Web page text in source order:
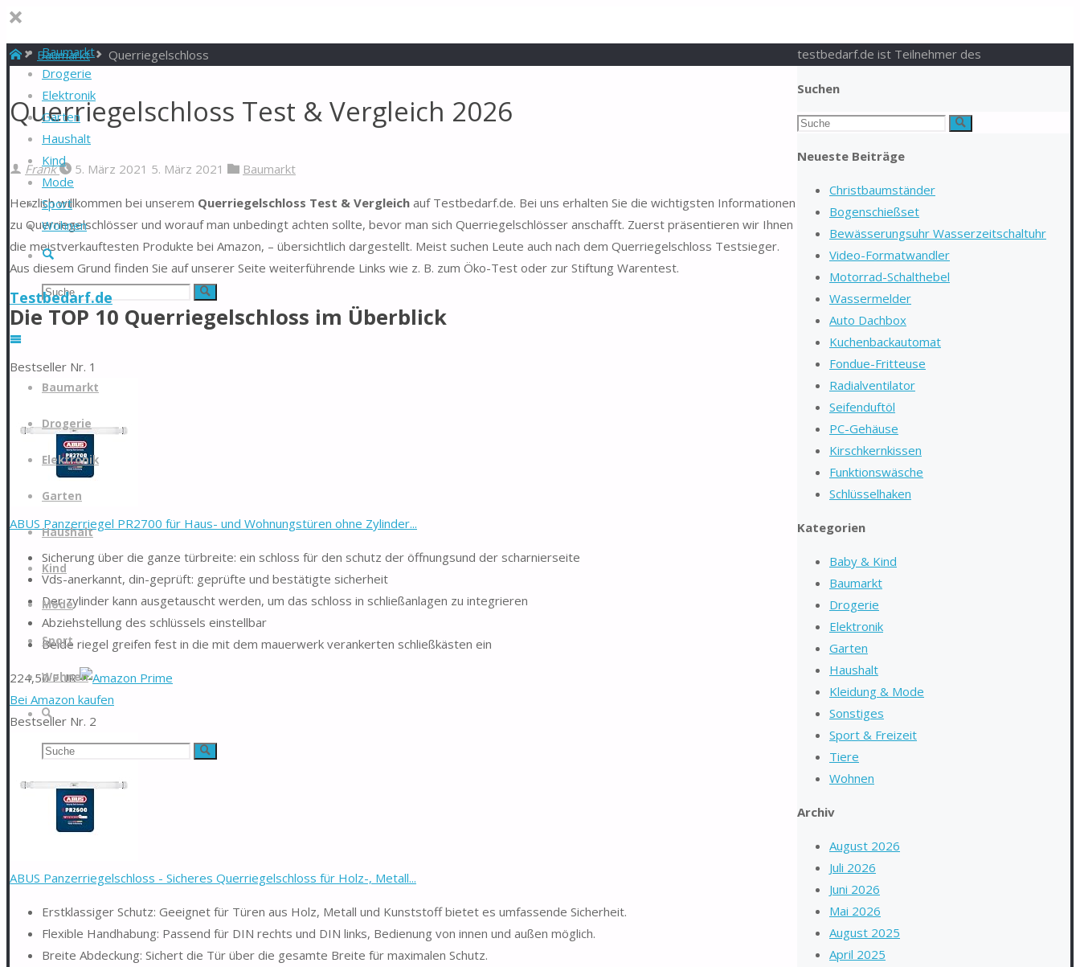
Baumarkt
Drogerie
Elektronik
Garten
Haushalt
Kind
Mode
Sport
Wohnen
Suche
Suchen
nach:
Suche
Testbedarf.de
springen
Baumarkt
Drogerie
Elektronik
Garten
Haushalt
Kind
Mode
Sport
Wohnen
Suchen
nach:
Suche
StartBaumarkt Querriegelschloss
Querriegelschloss Test & Vergleich 2026
Frank 5. März 2021 5. März 2021 Baumarkt
Herzlich willkommen bei unserem Querriegelschloss Test & Vergleich auf Testbedarf.de. Bei uns erhalten Sie die wichtigsten Informationen
zu Querriegelschlösser und worauf man unbedingt achten sollte, bevor man sich Querriegelschlösser anschafft. Zuerst präsentieren wir Ihnen
die meistverkauftesten Produkte bei Amazon, – übersichtlich dargestellt. Meist suchen Leute auch nach dem Querriegelschloss Testsieger.
Aus diesem Grund finden Sie auf unserer Seite weiterführende Links wie z. B. zum Öko-Test oder zur Stiftung Warentest.
Die TOP 10 Querriegelschloss im Überblick
Bestseller Nr. 1
ABUS Panzerriegel PR2700 für Haus- und Wohnungstüren ohne Zylinder...
Sicherung über die ganze türbreite: ein schloss für den schutz der öffnungsund der scharnierseite
Vds-anerkannt, din-geprüft: geprüfte und bestätigte sicherheit
Der zylinder kann ausgetauscht werden, um das schloss in schließanlagen zu integrieren
Abziehstellung des schlüssels einstellbar
Beide riegel greifen fest in die mit dem mauerwerk verankerten schließkästen ein
224,50 EUR
Bei Amazon kaufen
Bestseller Nr. 2
ABUS Panzerriegelschloss - Sicheres Querriegelschloss für Holz-, Metall...
Erstklassiger Schutz: Geeignet für Türen aus Holz, Metall und Kunststoff bietet es umfassende Sicherheit.
Flexible Handhabung: Passend für DIN rechts und DIN links, Bedienung von innen und außen möglich.
Breite Abdeckung: Sichert die Tür über die gesamte Breite für maximalen Schutz.
Suchen
Suchen
Suche
Neueste Beiträge
Christbaumständer
Bogenschießset
Bewässerungsuhr Wasserzeitschaltuhr
Video-Formatwandler
Motorrad-Schalthebel
Wassermelder
Auto Dachbox
Kuchenbackautomat
Fondue-Fritteuse
Radialventilator
Seifenduftöl
PC-Gehäuse
Kirschkernkissen
Funktionswäsche
Schlüsselhaken
Kategorien
Baby & Kind
Baumarkt
Drogerie
Elektronik
Garten
Haushalt
Kleidung & Mode
Sonstiges
Sport & Freizeit
Tiere
Wohnen
Archiv
August 2026
Juli 2026
Juni 2026
Mai 2026
August 2025
April 2025
testbedarf.de ist Teilnehmer des